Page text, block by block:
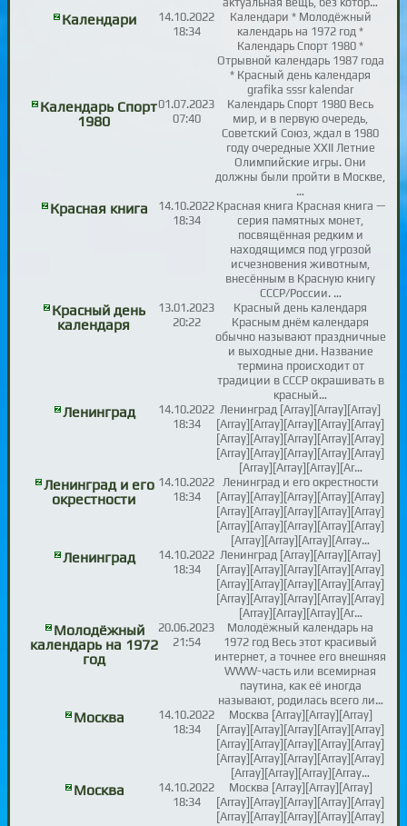
Календари
14.10.2022
18:34
Календари * Молодёжный
календарь на 1972 год *
Календарь Спорт 1980 *
Отрывной календарь 1987 года
* Красный день календаря
grafika sssr kalendar
Календарь Спорт
1980
01.07.2023
07:40
Календарь Спорт 1980 Весь
мир, и в первую очередь,
Советский Союз, ждал в 1980
году очередные XXII Летние
Олимпийские игры. Они
должны были пройти в Москве,
…
Красная книга
14.10.2022
18:34
Красная книга Красная книга —
серия памятных монет,
посвящённая редким и
находящимся под угрозой
исчезновения животным,
внесённым в Красную книгу
СССР/России. …
Красный день
календаря
13.01.2023
20:22
Красный день календаря
Красным днём календаря
обычно называют праздничные
и выходные дни. Название
термина происходит от
традиции в СССР окрашивать в
красный…
Ленинград
14.10.2022
18:34
Ленинград [Array][Array][Array]
[Array][Array][Array][Array][Array]
[Array][Array][Array][Array][Array]
[Array][Array][Array][Array][Array]
[Array][Array][Array][Ar…
Ленинград и его
окрестности
14.10.2022
18:34
Ленинград и его окрестности
[Array][Array][Array][Array][Array]
[Array][Array][Array][Array][Array]
[Array][Array][Array][Array][Array]
[Array][Array][Array][Array…
Ленинград
14.10.2022
18:34
Ленинград [Array][Array][Array]
[Array][Array][Array][Array][Array]
[Array][Array][Array][Array][Array]
[Array][Array][Array][Array][Array]
[Array][Array][Array][Ar…
Молодёжный
календарь на 1972
год
20.06.2023
21:54
Молодёжный календарь на
1972 год Весь этот красивый
интернет, а точнее его внешняя
WWW-часть или всемирная
паутина, как её иногда
называют, родилась всего ли…
Москва
14.10.2022
18:34
Москва [Array][Array][Array]
[Array][Array][Array][Array][Array]
[Array][Array][Array][Array][Array]
[Array][Array][Array][Array][Array]
[Array][Array][Array][Array…
Москва
14.10.2022
18:34
Москва [Array][Array][Array]
[Array][Array][Array][Array][Array]
[Array][Array][Array][Array][Array]